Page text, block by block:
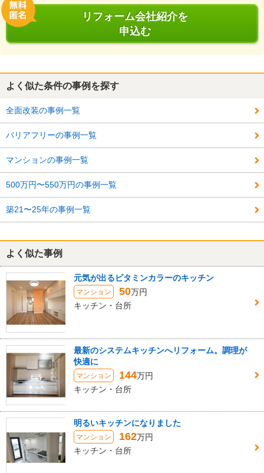
リフォーム会社紹介を
申込む
よく似た条件の事例を探す
全面改装の事例一覧
バリアフリーの事例一覧
マンションの事例一覧
500万円〜550万円の事例一覧
築21〜25年の事例一覧
よく似た事例
元気が出るビタミンカラーのキッチン
マンション 50万円
キッチン・台所
最新のシステムキッチンへリフォーム。調理が
快適に
マンション 144万円
キッチン・台所
明るいキッチンになりました
マンション 162万円
キッチン・台所